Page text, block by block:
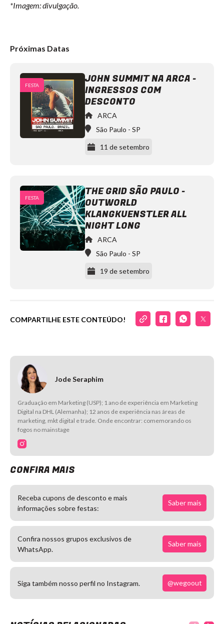
*Imagem: divulgação.
Próximas Datas
FESTA
JOHN SUMMIT NA ARCA -
INGRESSOS COM
DESCONTO
ARCA
São Paulo - SP
11 de setembro
John
Summit
ARCAhttps://www.instagram.com/arcaspaces/
FESTA
THE GRID SÃO PAULO -
OUTWORLD
KLANGKUENSTLER ALL
NIGHT LONG
ARCA
São Paulo - SP
19 de setembro
COMPARTILHE ESTE CONTEÚDO!
Jode Seraphim
Graduação em Marketing (USP); 1 ano de experiência em Marketing
Digital na DHL (Alemanha); 12 anos de experiência nas áreas de
marketing, mkt digital e trade. Onde encontrar: comemorando os
fogos no mainstage
CONFIRA MAIS
Receba cupons de desconto e mais
informações sobre festas:
Saber mais
Confira nossos grupos exclusivos de
WhatsApp.
Saber mais
Siga também nosso perfil no Instagram. @wegoout